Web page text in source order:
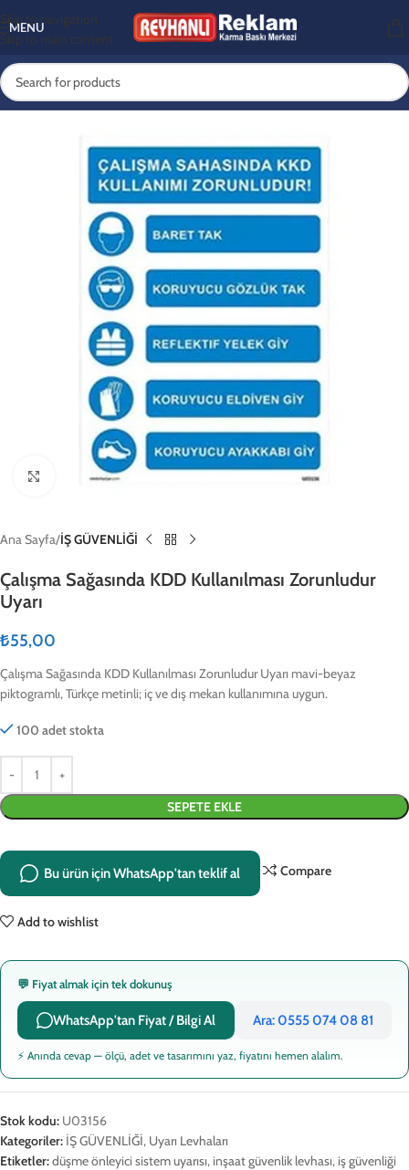
Skip to navigation
Skip to main content
MENU
Click to enlarge
Ana Sayfa İŞ GÜVENLİĞİ
Çalışma Sağasında KDD Kullanılması Zorunludur
Uyarı
₺55,00
Çalışma Sağasında KDD Kullanılması Zorunludur Uyarı mavi-beyaz
piktogramlı, Türkçe metinli; iç ve dış mekan kullanımına uygun.
100 adet stokta
SEPETE EKLE
Bu ürün için WhatsApp'tan teklif al Compare
Add to wishlist
💬 Fiyat almak için tek dokunuş
WhatsApp'tan Fiyat / Bilgi Al Ara: 0555 074 08 81
⚡ Anında cevap — ölçü, adet ve tasarımını yaz, fiyatını hemen alalım.
Stok kodu: U03156
Kategoriler: İŞ GÜVENLİĞİ, Uyarı Levhaları
Etiketler:düşme önleyici sistem uyarısı, inşaat güvenlik levhası, iş güvenliği